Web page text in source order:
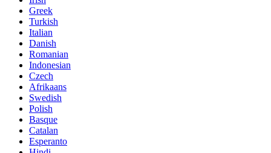
Greek
Turkish
Italian
Danish
Romanian
Indonesian
Czech
Afrikaans
Swedish
Polish
Basque
Catalan
Esperanto